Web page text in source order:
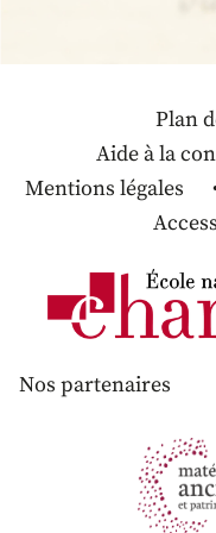
Plan
Aide à la
Mentions légales
Nos partenaires